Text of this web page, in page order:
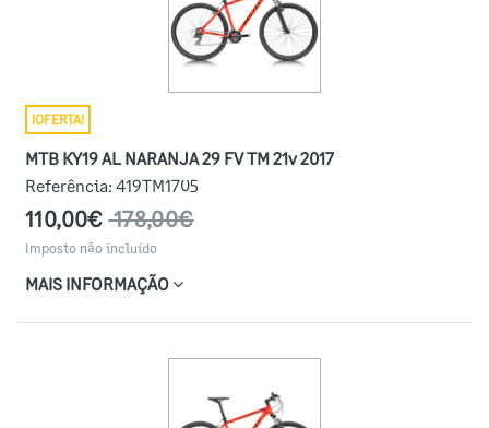
¡OFERTA!
MTB KY19 AL NARANJA 29 FV TM 21v 2017
Referência: 419TM1705
110,00€178,00€
Imposto não incluído
MAIS INFORMAÇÃO